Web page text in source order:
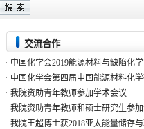
交流合作
· 中国化学会2019能源材料与缺陷化
· 中国化学会第四届中国能源材料化
· 我院资助青年教师参加学术会议
· 我院资助青年教师和硕士研究生参
· 我院王超博士获2018亚太能量储存